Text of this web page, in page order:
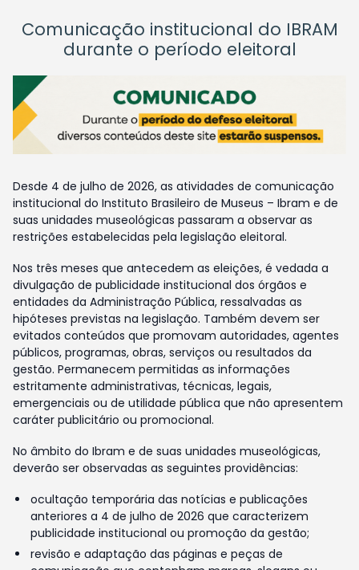
Comunicação institucional do IBRAM
durante o período eleitoral
Desde 4 de julho de 2026, as atividades de comunicação
institucional do Instituto Brasileiro de Museus – Ibram e de
suas unidades museológicas passaram a observar as
restrições estabelecidas pela legislação eleitoral.
Nos três meses que antecedem as eleições, é vedada a
divulgação de publicidade institucional dos órgãos e
entidades da Administração Pública, ressalvadas as
hipóteses previstas na legislação. Também devem ser
evitados conteúdos que promovam autoridades, agentes
públicos, programas, obras, serviços ou resultados da
gestão. Permanecem permitidas as informações
estritamente administrativas, técnicas, legais,
emergenciais ou de utilidade pública que não apresentem
caráter publicitário ou promocional.
No âmbito do Ibram e de suas unidades museológicas,
deverão ser observadas as seguintes providências:
ocultação temporária das notícias e publicações
anteriores a 4 de julho de 2026 que caracterizem
publicidade institucional ou promoção da gestão;
revisão e adaptação das páginas e peças de